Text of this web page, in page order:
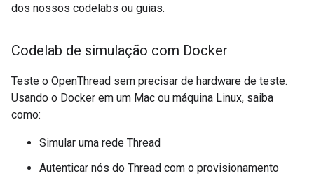
dos nossos codelabs ou guias.
Codelab de simulação com Docker
Teste o OpenThread sem precisar de hardware de teste.
Usando o Docker em um Mac ou máquina Linux, saiba
como:
Simular uma rede Thread
Autenticar nós do Thread com o provisionamento